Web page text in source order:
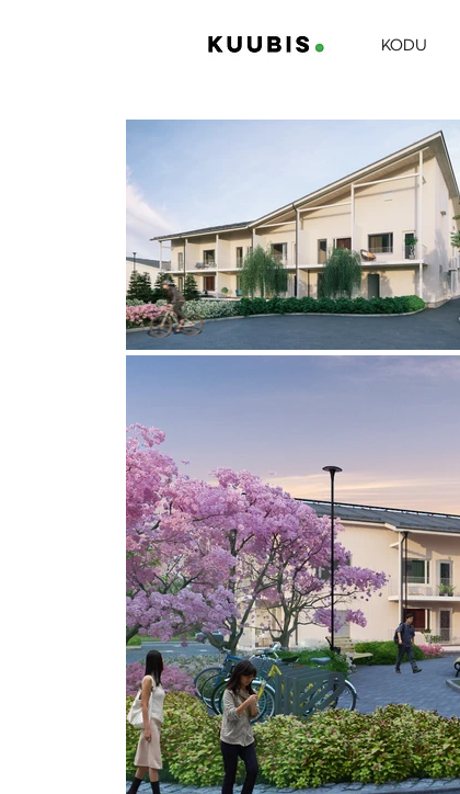
KODU